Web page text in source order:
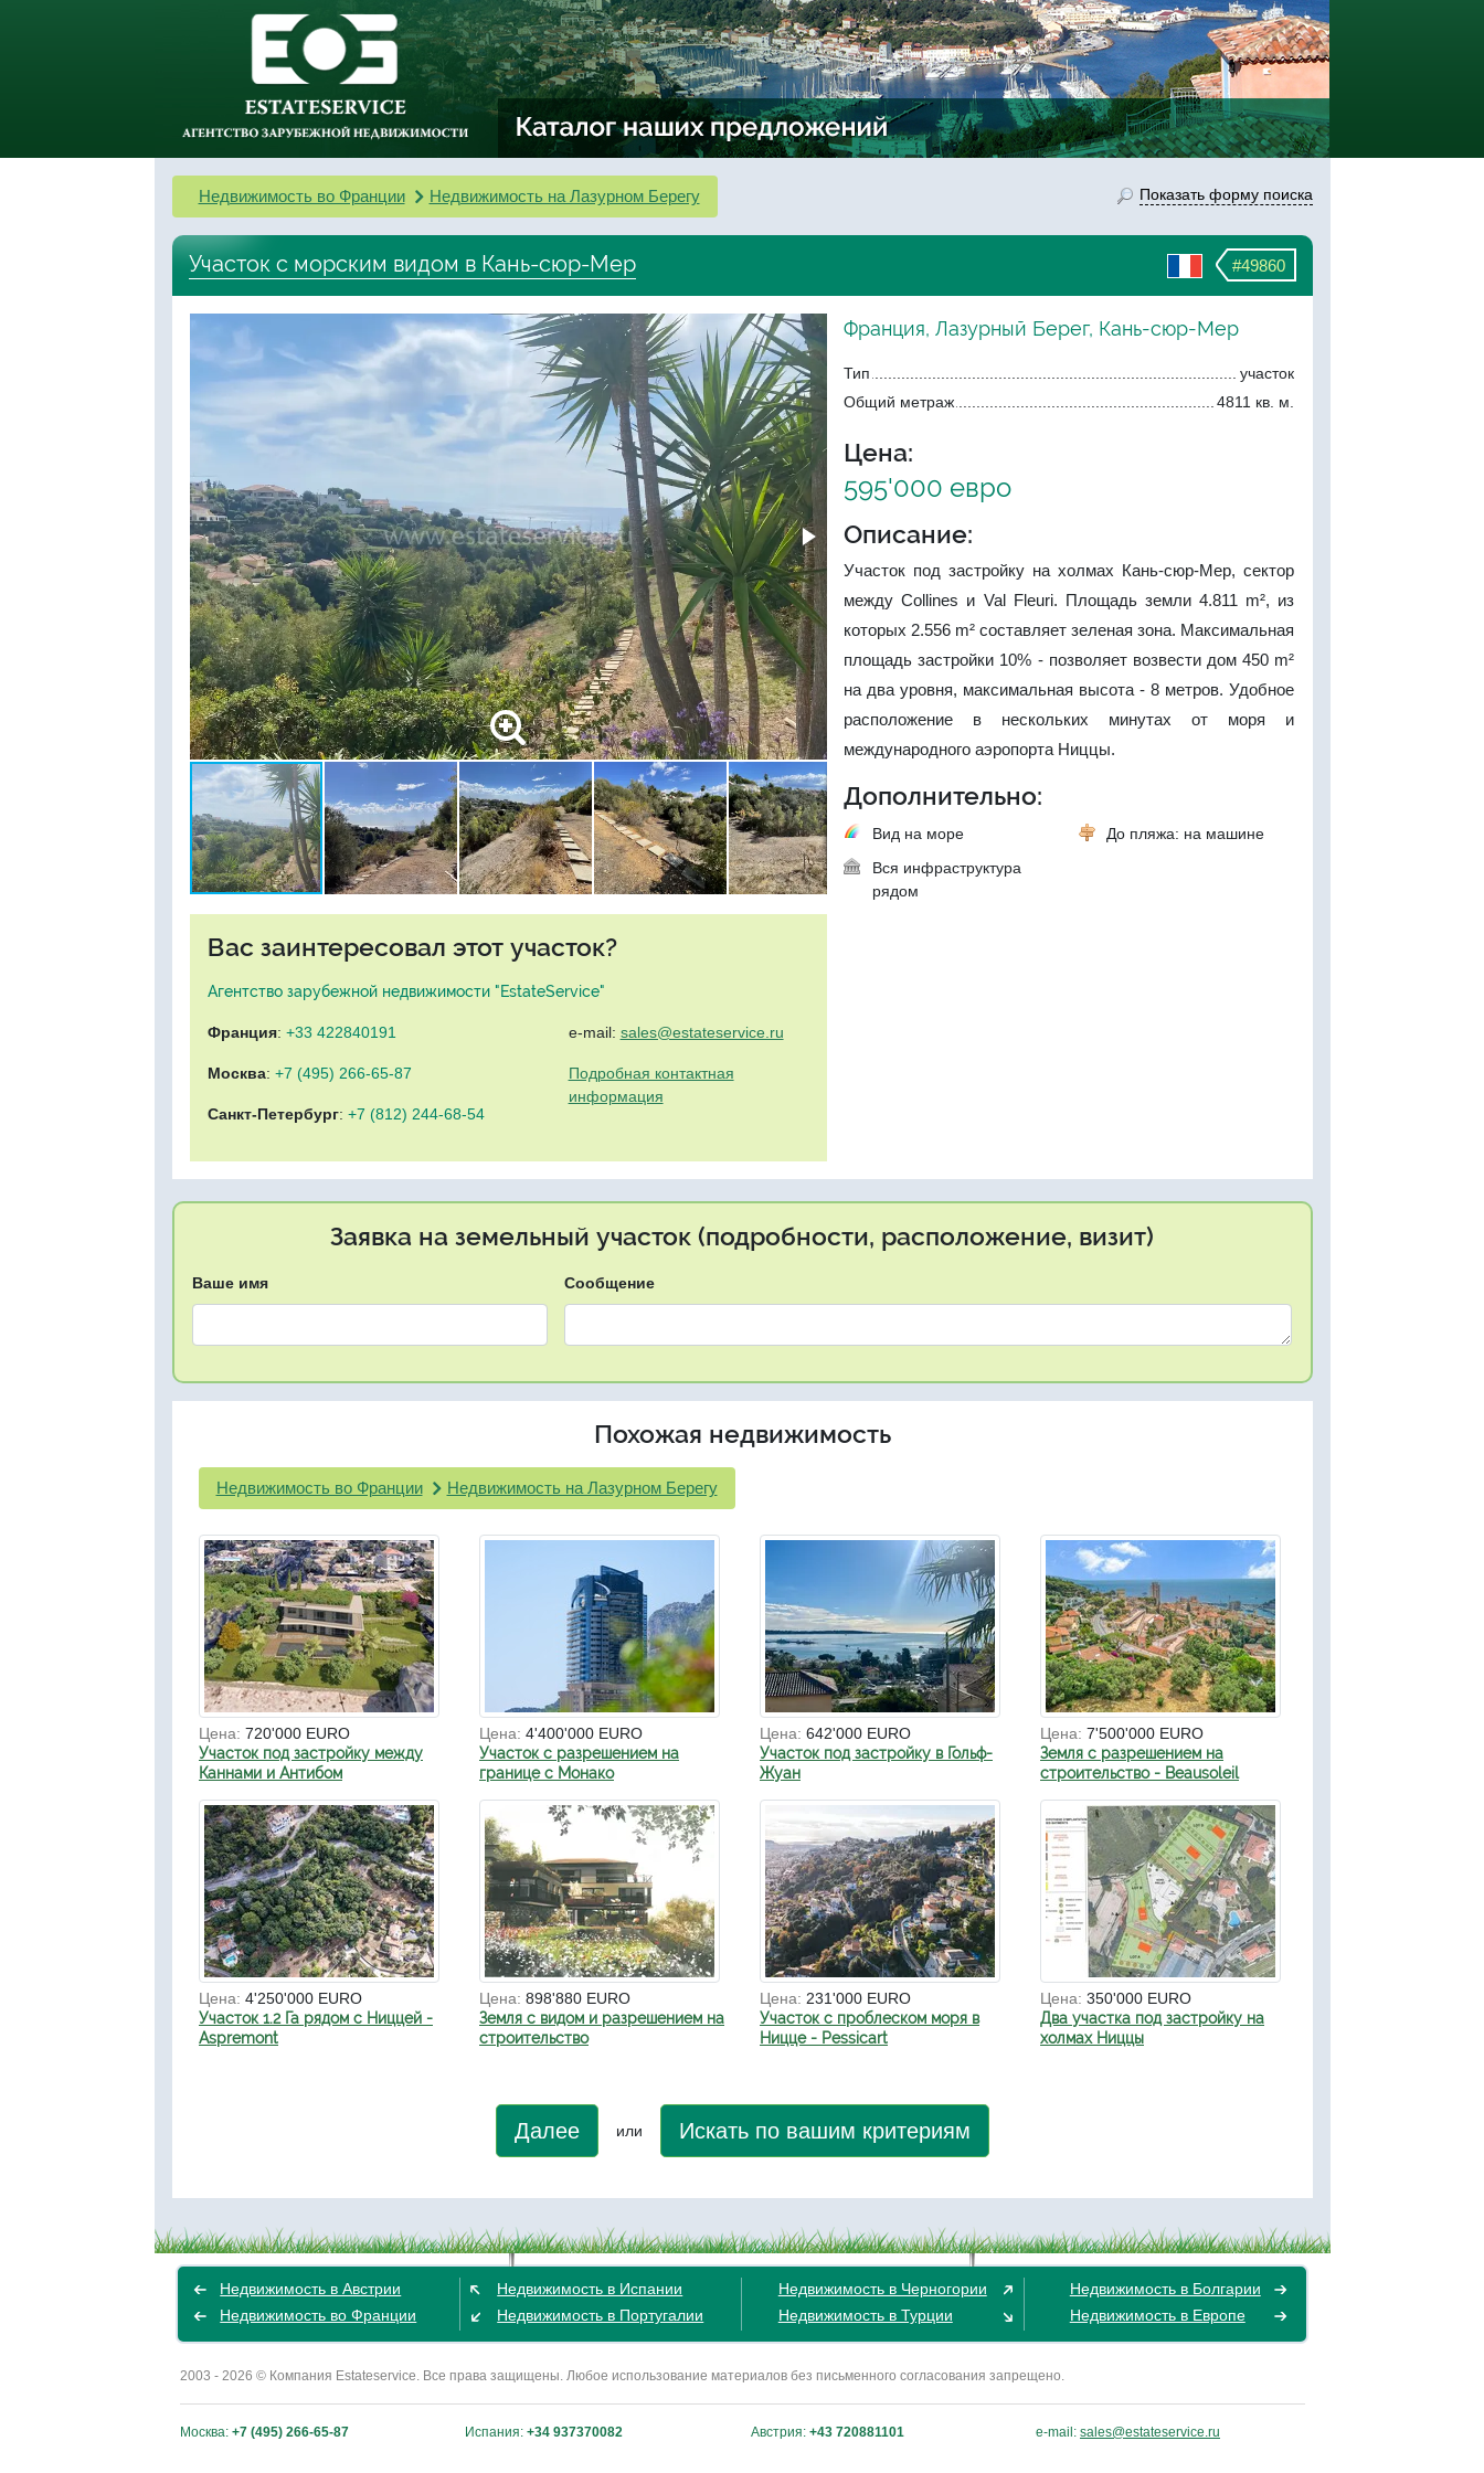
Недвижимость во Франции Недвижимость на Лазурном Берегу Показать форму поиска
#49860
Участок с морским видом в Кань-сюр-Мер
Вас заинтересовал этот участок?
Агентство зарубежной недвижимости "EstateService"
Франция: +33 422840191
Москва: +7 (495) 266-65-87
Санкт-Петербург: +7 (812) 244-68-54
e-mail: sales@estateservice.ru
Подробная контактная
информация
Франция, Лазурный Берег, Кань-сюр-Мер
Тип
участок
Общий метраж
4811 кв. м.
Цена:
595'000 евро
Описание:
Участок под застройку на холмах Кань-сюр-Мер, сектор
между Collines и Val Fleuri. Площадь земли 4.811 m², из
которых 2.556 m² составляет зеленая зона. Максимальная
площадь застройки 10% - позволяет возвести дом 450 m²
на два уровня, максимальная высота - 8 метров. Удобное
расположение в нескольких минутах от моря и
международного аэропорта Ниццы.
Дополнительно:
Вид на море
До пляжа: на машине
Вся инфраструктура
рядом
Заявка на земельный участок (подробности, расположение, визит)
Ваше имя Сообщение
Похожая недвижимость
Недвижимость во Франции Недвижимость на Лазурном Берегу
Цена: 720'000 EURO
Участок под застройку между
Каннами и Антибом
Цена: 4'400'000 EURO
Участок с разрешением на
границе с Монако
Цена: 642'000 EURO
Участок под застройку в Гольф-
Жуан
Цена: 7'500'000 EURO
Земля с разрешением на
строительство - Beausoleil
Цена: 4'250'000 EURO
Участок 1.2 Га рядом с Ниццей -
Aspremont
Цена: 898'880 EURO
Земля с видом и разрешением на
строительство
Цена: 231'000 EURO
Участок с проблеском моря в
Ницце - Pessicart
Цена: 350'000 EURO
Два участка под застройку на
холмах Ниццы
Далее или Искать по вашим критериям
Недвижимость в Австрии
Недвижимость во Франции
Недвижимость в Испании
Недвижимость в Португалии
Недвижимость в Черногории
Недвижимость в Турции
Недвижимость в Болгарии
Недвижимость в Европе
2003 - 2026 © Компания Estateservice. Все права защищены. Любое использование материалов без письменного согласования запрещено.
Москва: +7 (495) 266-65-87 Испания: +34 937370082 Австрия: +43 720881101 e-mail: sales@estateservice.ru